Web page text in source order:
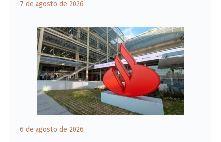
7 de agosto de 2026
6 de agosto de 2026